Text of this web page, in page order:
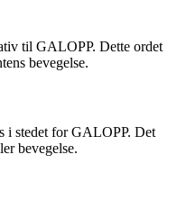
til GALOPP. Dette ordet
bevegelse.
i stedet for GALOPP. Det
bevegelse.